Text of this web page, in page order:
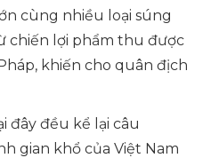
cùng nhiều loại súng
chiến lợi phẩm thu được
khiến cho quân địch
đây đều kể lại câu
gian khổ của Việt Nam